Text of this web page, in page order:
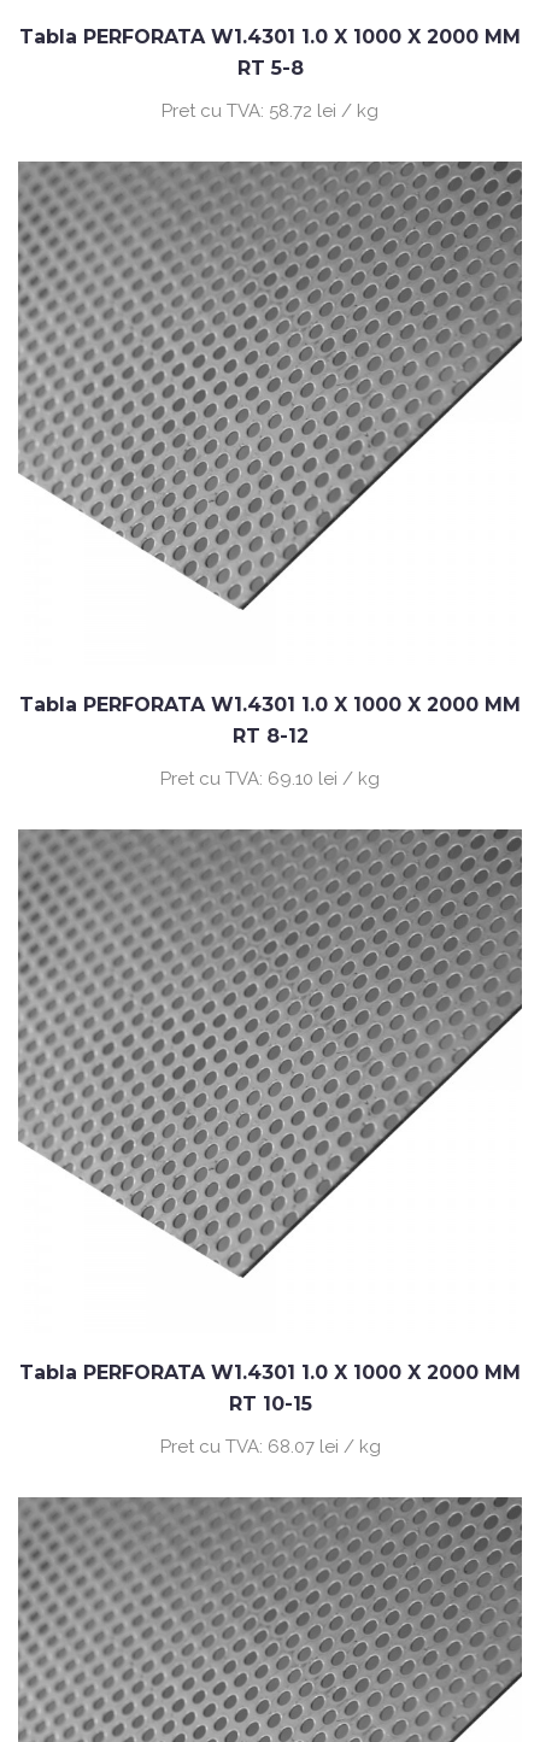
Tabla PERFORATA W1.4301 1.0 X 1000 X 2000 MM
RT 5-8
Pret cu TVA: 58.72 lei / kg
Tabla PERFORATA W1.4301 1.0 X 1000 X 2000 MM
RT 8-12
Pret cu TVA: 69.10 lei / kg
Tabla PERFORATA W1.4301 1.0 X 1000 X 2000 MM
RT 10-15
Pret cu TVA: 68.07 lei / kg